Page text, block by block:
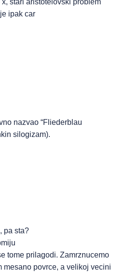
stari aristotelovski problem
ipak car
nazvao “Fliederblau
silogizam).
pa sta?
tome prilagodi. Zamrznucemo
mesano povrce, a velikoj vecini